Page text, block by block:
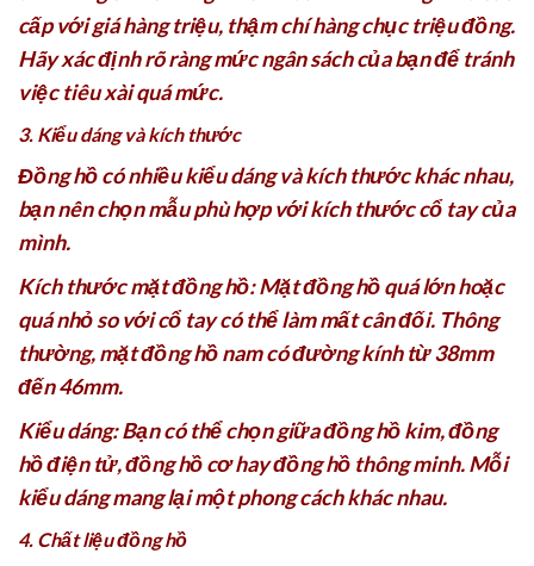
cấp với giá hàng triệu, thậm chí hàng chục triệu đồng.
Hãy xác định rõ ràng mức ngân sách của bạn để tránh
việc tiêu xài quá mức.
3. Kiểu dáng và kích thước
Đồng hồ có nhiều kiểu dáng và kích thước khác nhau,
bạn nên chọn mẫu phù hợp với kích thước cổ tay của
mình.
Kích thước mặt đồng hồ: Mặt đồng hồ quá lớn hoặc
quá nhỏ so với cổ tay có thể làm mất cân đối. Thông
thường, mặt đồng hồ nam có đường kính từ 38mm
đến 46mm.
Kiểu dáng: Bạn có thể chọn giữa đồng hồ kim, đồng
hồ điện tử, đồng hồ cơ hay đồng hồ thông minh. Mỗi
kiểu dáng mang lại một phong cách khác nhau.
4. Chất liệu đồng hồ